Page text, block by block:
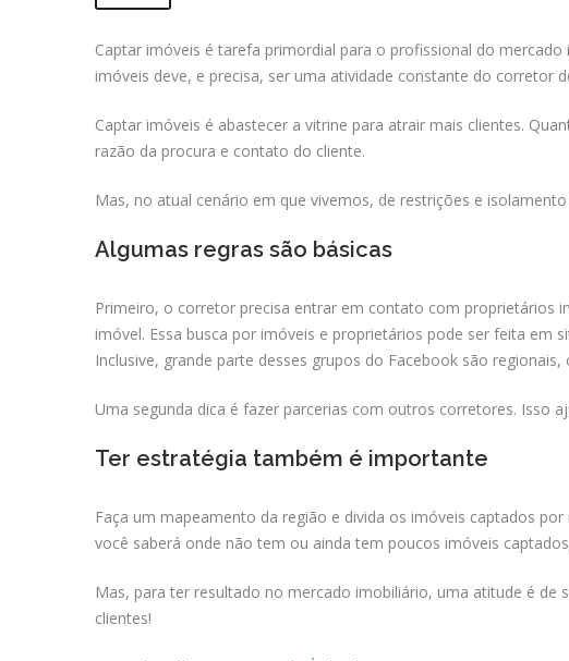
Captar imóveis é tarefa primordial para o profissional do
imóveis deve, e precisa, ser uma atividade constante do corretor
Captar imóveis é abastecer a vitrine para atrair mais clientes.
razão da procura e contato do cliente.
Mas, no atual cenário em que vivemos, de restrições e
Algumas regras são básicas
Primeiro, o corretor precisa entrar em contato com proprietários
imóvel. Essa busca por imóveis e proprietários pode ser feita em
Inclusive, grande parte desses grupos do Facebook são
Uma segunda dica é fazer parcerias com outros corretores. Isso
Ter estratégia também é importante
Faça um mapeamento da região e divida os imóveis captados
você saberá onde não tem ou ainda tem poucos imóveis
Mas, para ter resultado no mercado imobiliário, uma atitude é
clientes!